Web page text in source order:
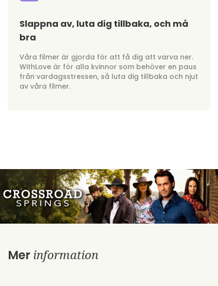
Slappna av, luta dig tillbaka, och må
bra
Våra filmer är gjorda för att få dig att varva ner.
WithLove är för alla kvinnor som behöver en paus
från vardagsstressen, så luta dig tillbaka och njut
av våra filmer.
Mer information